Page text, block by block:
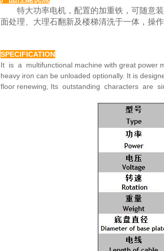
特大功率电机，配置的加重铁，可随意装
面处理、大理石翻新及楼梯清洗于一体，操作
SPECIFICATION
It is a multifunctional machine with great power
heavy iron can be unloaded optionally. It is
floor renewing, Its outstanding characters are